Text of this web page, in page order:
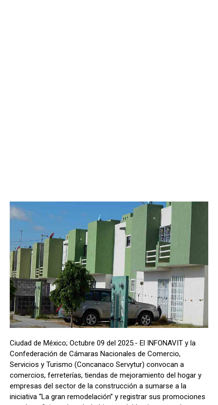
Ciudad de México; Octubre 09 del 2025.- El INFONAVIT y la
Confederación de Cámaras Nacionales de Comercio,
Servicios y Turismo (Concanaco Servytur) convocan a
comercios, ferreterías, tiendas de mejoramiento del hogar y
empresas del sector de la construcción a sumarse a la
iniciativa “La gran remodelación” y registrar sus promociones